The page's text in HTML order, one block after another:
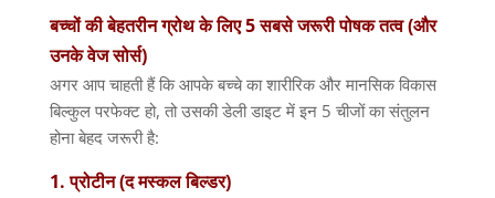
बच्चोंकीबेहतरीनग्रोथकेलिए5सबसेजरूरीपोषकतत्व(और
उनकेवेजसोर्स)
अगर आप चाहती हैं कि आपके बच्चे का शारीरिक और मानसिक विकास
बिल्कुल परफेक्ट हो, तो उसकी डेली डाइट में इन5 चीजों का संतुलन
होना बेहद जरूरी है:
1.प्रोटीन(दमस्कलबिल्डर)